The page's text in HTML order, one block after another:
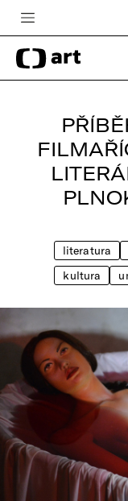
Česká televize
Zpravodajství
iVysílání
TV program
Vše o ČT
literatura
kultura